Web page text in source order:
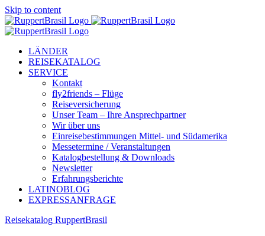
Skip to content
LÄNDER
REISEKATALOG
SERVICE
Kontakt
fly2friends – Flüge
Reiseversicherung
Unser Team – Ihre Ansprechpartner
Wir über uns
Einreisebestimmungen Mittel- und Südamerika
Messetermine / Veranstaltungen
Katalogbestellung & Downloads
Newsletter
Erfahrungsberichte
LATINOBLOG
EXPRESSANFRAGE
Reisekatalog RuppertBrasil